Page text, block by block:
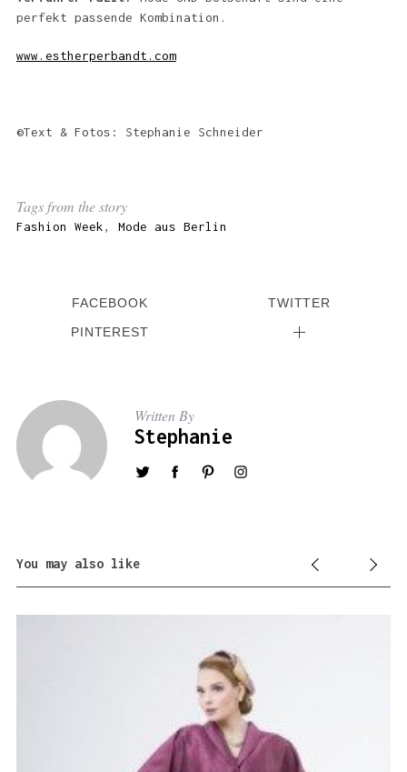
perfekt passende Kombination.
www.estherperbandt.com
©Text & Fotos: Stephanie Schneider
Tags from the story
Fashion Week, Mode aus Berlin
FACEBOOK TWITTER
PINTEREST
Written By
Stephanie
You may also like